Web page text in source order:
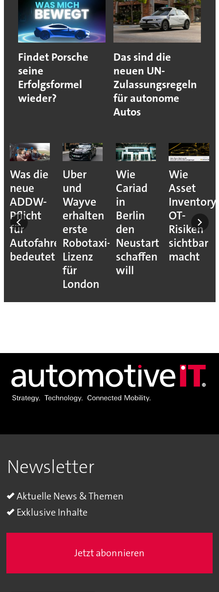
Findet Porsche
seine
Erfolgsformel
wieder?
Das sind die
neuen UN-
Zulassungsregeln
für autonome
Autos
Was die
neue
ADDW-
Pflicht
für
Autofahrer
bedeutet
Uber
und
Wayve
erhalten
erste
Robotaxi-
Lizenz
für
London
Wie
Cariad
in
Berlin
den
Neustart
schaffen
will
Wie
Asset
Inventory
OT-
Risiken
sichtbar
macht
Newsletter
Aktuelle News & Themen
Exklusive Inhalte
Jetzt abonnieren